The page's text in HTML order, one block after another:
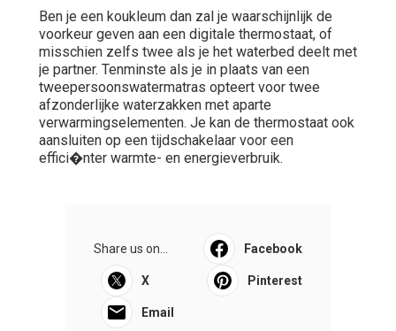
Ben je een koukleum dan zal je waarschijnlijk de
voorkeur geven aan een digitale thermostaat, of
misschien zelfs twee als je het waterbed deelt met
je partner. Tenminste als je in plaats van een
tweepersoonswatermatras opteert voor twee
afzonderlijke waterzakken met aparte
verwarmingselementen. Je kan de thermostaat ook
aansluiten op een tijdschakelaar voor een
effici�nter warmte- en energieverbruik.
Share us on... Facebook
X Pinterest
Email